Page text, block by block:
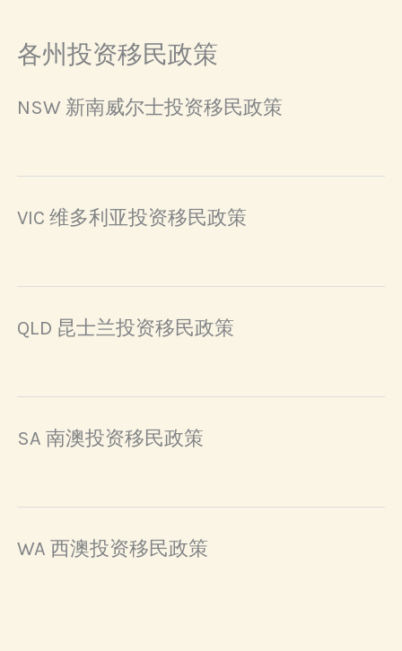
各州投资移民政策
NSW 新南威尔士投资移民政策
VIC 维多利亚投资移民政策
QLD 昆士兰投资移民政策
SA 南澳投资移民政策
WA 西澳投资移民政策